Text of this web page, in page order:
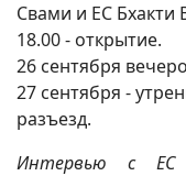
Свами и ЕС Бхакти
18.00 - открытие.
26 сентября
27 сентября -
разъезд.
Интервью с ЕС